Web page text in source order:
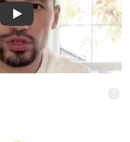
Смотреть видео YouTube